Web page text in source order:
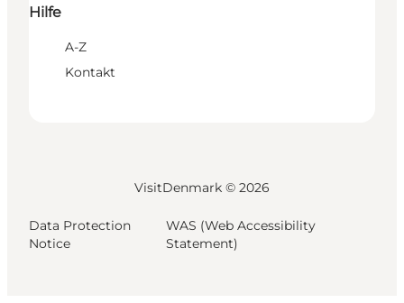
Hilfe
A-Z
Kontakt
VisitDenmark © 2026
Data Protection
Notice
WAS (Web Accessibility
Statement)